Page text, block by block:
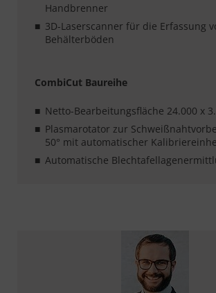
Handbrenner
3D-Laserscanner für die Erfassung
Behälterböden
CombiCut Baureihe
Netto-Bearbeitungsfläche 24.000 x
Plasmarotator zur
50° mit automatischer
Automatische